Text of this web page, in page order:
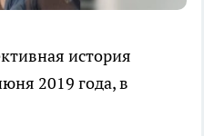
история
2019 года, в